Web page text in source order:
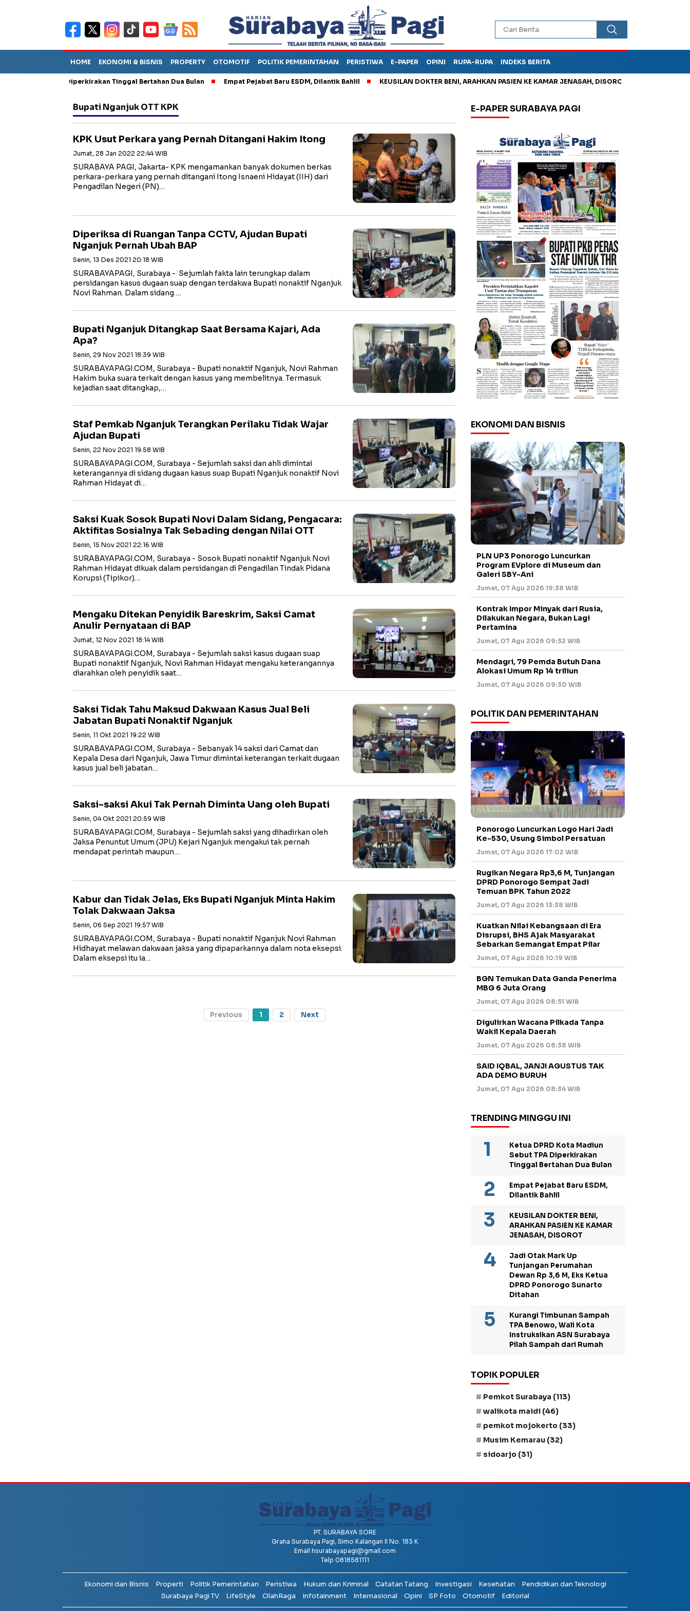
HOME EKONOMI & BISNIS PROPERTY OTOMOTIF POLITIK PEMERINTAHAN PERISTIWA E-PAPER OPINI RUPA-RUPA INDEKS BERITA
Sebut TPA Diperkirakan Tinggal Bertahan Dua Bulan Empat Pejabat Baru ESDM, Dilantik Bahlil KEUSILAN DOKTER BENI, ARAHKAN PASIEN KE KAMAR JENASAH, DISOROT
Bupati Nganjuk OTT KPK
KPK Usut Perkara yang Pernah Ditangani Hakim Itong
Jumat, 28 Jan 2022 22:44 WIB
SURABAYA PAGI, Jakarta- KPK mengamankan banyak dokumen berkas
perkara-perkara yang pernah ditangani Itong Isnaeni Hidayat (IIH) dari
Pengadilan Negeri (PN)…
Diperiksa di Ruangan Tanpa CCTV, Ajudan Bupati
Nganjuk Pernah Ubah BAP
Senin, 13 Des 2021 20:18 WIB
SURABAYAPAGI, Surabaya - Sejumlah fakta lain terungkap dalam
persidangan kasus dugaan suap dengan terdakwa Bupati nonaktif Nganjuk
Novi Rahman. Dalam sidang …
Bupati Nganjuk Ditangkap Saat Bersama Kajari, Ada
Apa?
Senin, 29 Nov 2021 18:39 WIB
SURABAYAPAGI.COM, Surabaya - Bupati nonaktif Nganjuk, Novi Rahman
Hakim buka suara terkait dengan kasus yang membelitnya. Termasuk
kejadian saat ditangkap,…
Staf Pemkab Nganjuk Terangkan Perilaku Tidak Wajar
Ajudan Bupati
Senin, 22 Nov 2021 19:58 WIB
SURABAYAPAGI.COM, Surabaya - Sejumlah saksi dan ahli dimintai
keterangannya di sidang dugaan kasus suap Bupati Nganjuk nonaktif Novi
Rahman Hidayat di…
Saksi Kuak Sosok Bupati Novi Dalam Sidang, Pengacara:
Aktifitas Sosialnya Tak Sebading dengan Nilai OTT
Senin, 15 Nov 2021 22:16 WIB
SURABAYAPAGI.COM, Surabaya - Sosok Bupati nonaktif Nganjuk Novi
Rahman Hidayat dikuak dalam persidangan di Pengadilan Tindak Pidana
Korupsi (Tipikor)…
Mengaku Ditekan Penyidik Bareskrim, Saksi Camat
Anulir Pernyataan di BAP
Jumat, 12 Nov 2021 18:14 WIB
SURABAYAPAGI.COM, Surabaya - Sejumlah saksi kasus dugaan suap
Bupati nonaktif Nganjuk, Novi Rahman Hidayat mengaku keterangannya
diarahkan oleh penyidik saat…
Saksi Tidak Tahu Maksud Dakwaan Kasus Jual Beli
Jabatan Bupati Nonaktif Nganjuk
Senin, 11 Okt 2021 19:22 WIB
SURABAYAPAGI.COM, Surabaya - Sebanyak 14 saksi dari Camat dan
Kepala Desa dari Nganjuk, Jawa Timur dimintai keterangan terkait dugaan
kasus jual beli jabatan…
Saksi-saksi Akui Tak Pernah Diminta Uang oleh Bupati
Senin, 04 Okt 2021 20:59 WIB
SURABAYAPAGI.COM, Surabaya - Sejumlah saksi yang dihadirkan oleh
Jaksa Penuntut Umum (JPU) Kejari Nganjuk mengakui tak pernah
mendapat perintah maupun…
Kabur dan Tidak Jelas, Eks Bupati Nganjuk Minta Hakim
Tolak Dakwaan Jaksa
Senin, 06 Sep 2021 19:57 WIB
SURABAYAPAGI.COM, Surabaya - Bupati nonaktif Nganjuk Novi Rahman
Hidhayat melawan dakwaan jaksa yang dipaparkannya dalam nota eksepsi.
Dalam eksepsi itu ia…
Previous 1 2 Next
E-PAPER SURABAYA PAGI
EKONOMI DAN BISNIS
PLN UP3 Ponorogo Luncurkan
Program EVplore di Museum dan
Galeri SBY-Ani
Jumat, 07 Agu 2026 19:38 WIB
Kontrak Impor Minyak dari Rusia,
Dilakukan Negara, Bukan Lagi
Pertamina
Jumat, 07 Agu 2026 09:32 WIB
Mendagri, 79 Pemda Butuh Dana
Alokasi Umum Rp 14 triliun
Jumat, 07 Agu 2026 09:30 WIB
POLITIK DAN PEMERINTAHAN
Ponorogo Luncurkan Logo Hari Jadi
Ke-530, Usung Simbol Persatuan
Jumat, 07 Agu 2026 17:02 WIB
Rugikan Negara Rp3,6 M, Tunjangan
DPRD Ponorogo Sempat Jadi
Temuan BPK Tahun 2022
Jumat, 07 Agu 2026 13:38 WIB
Kuatkan Nilai Kebangsaan di Era
Disrupsi, BHS Ajak Masyarakat
Sebarkan Semangat Empat Pilar
Jumat, 07 Agu 2026 10:19 WIB
BGN Temukan Data Ganda Penerima
MBG 6 Juta Orang
Jumat, 07 Agu 2026 08:51 WIB
Digulirkan Wacana Pilkada Tanpa
Wakil Kepala Daerah
Jumat, 07 Agu 2026 08:38 WIB
SAID IQBAL, JANJI AGUSTUS TAK
ADA DEMO BURUH
Jumat, 07 Agu 2026 08:34 WIB
TRENDING MINGGU INI
Ketua DPRD Kota Madiun
Sebut TPA Diperkirakan
Tinggal Bertahan Dua Bulan
Empat Pejabat Baru ESDM,
Dilantik Bahlil
KEUSILAN DOKTER BENI,
ARAHKAN PASIEN KE KAMAR
JENASAH, DISOROT
Jadi Otak Mark Up
Tunjangan Perumahan
Dewan Rp 3,6 M, Eks Ketua
DPRD Ponorogo Sunarto
Ditahan
Kurangi Timbunan Sampah
TPA Benowo, Wali Kota
Instruksikan ASN Surabaya
Pilah Sampah dari Rumah
TOPIK POPULER
Pemkot Surabaya (113)
walikota maidi (46)
pemkot mojokerto (33)
Musim Kemarau (32)
sidoarjo (31)
PT. SURABAYA SORE
Graha Surabaya Pagi, Simo Kalangan II No. 183 K
Email hsurabayapagi@gmail.com
Telp 0818581111
Ekonomi dan Bisnis Properti Politik Pemerintahan Peristiwa Hukum dan Kriminal Catatan Tatang Investigasi Kesehatan
Pendidikan dan Teknologi
Surabaya Pagi TV
LifeStyle OlahRaga Infotainment Internasional Opini SP Foto Otomotif Editorial